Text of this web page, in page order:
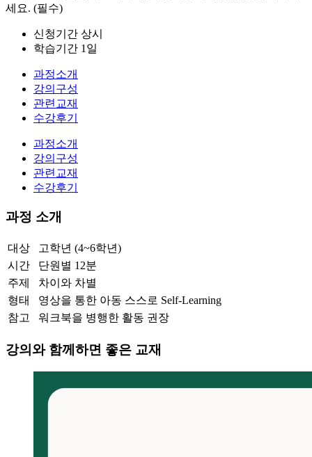
세요. (필수)
신청기간 상시
학습기간 1일
과정소개
강의구성
관련교재
수강후기
과정소개
강의구성
관련교재
수강후기
과정 소개
대상
고학년 (4~6학년)
시간
단원별 12분
주제
차이와 차별
형태
영상을 통한 아동 스스로 Self-Learning
참고
워크북을 병행한 활동 권장
강의와 함께하면 좋은 교재